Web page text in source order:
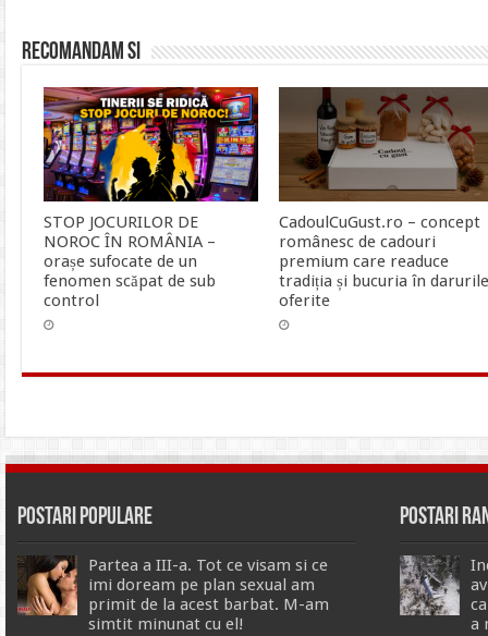
Recomandam si
STOP JOCURILOR DE
NOROC ÎN ROMÂNIA –
orașe sufocate de un
fenomen scăpat de sub
control
CadoulCuGust.ro – concept
românesc de cadouri
premium care readuce
tradiția și bucuria în darurile
oferite
Postari Populare
Partea a III-a. Tot ce visam si ce
imi doream pe plan sexual am
primit de la acest barbat. M-am
simtit minunat cu el!
Postari
a